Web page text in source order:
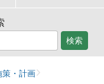
検索
策・計画